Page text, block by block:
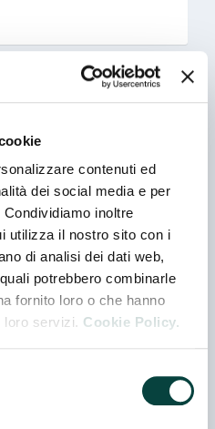
contenuti ed
dei social media e per
inoltre
utilizza il nostro sito con i
di analisi dei dati web,
potrebbero combinarle
fornito loro o che hanno
loro servizi. Cookie Policy.
BY CABLOFIL
Stand F 019
Stand C 062
Stand G 004